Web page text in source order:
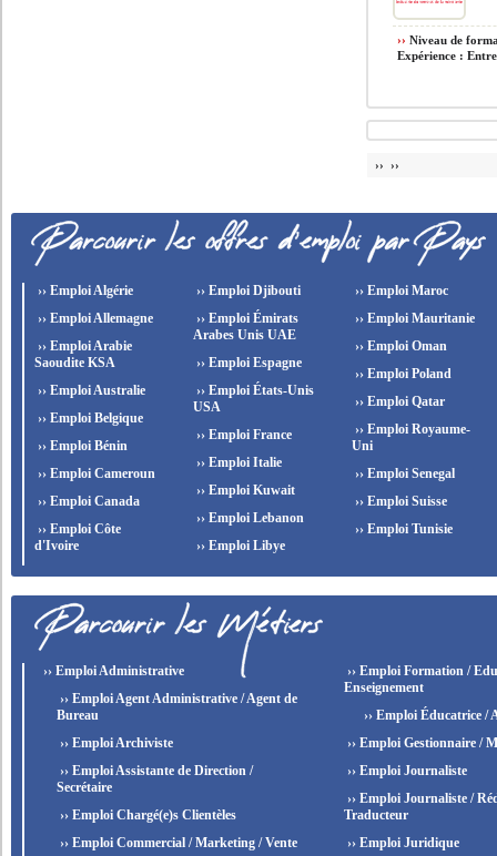
›› Niveau de
Expérience :
›› ››
›› Emploi Algérie
›› Emploi Allemagne
›› Emploi Arabie
Saoudite KSA
›› Emploi Australie
›› Emploi Belgique
›› Emploi Bénin
›› Emploi Cameroun
›› Emploi Canada
›› Emploi Côte
d'Ivoire
›› Emploi Djibouti
›› Emploi Émirats
Arabes Unis UAE
›› Emploi Espagne
›› Emploi États-Unis
USA
›› Emploi France
›› Emploi Italie
›› Emploi Kuwait
›› Emploi Lebanon
›› Emploi Libye
›› Emploi Maroc
›› Emploi Mauritanie
›› Emploi Oman
›› Emploi Poland
›› Emploi Qatar
›› Emploi Royaume-
Uni
›› Emploi Senegal
›› Emploi Suisse
›› Emploi Tunisie
›› Emploi Administrative
›› Emploi Agent Administrative / Agent de
Bureau
›› Emploi Archiviste
›› Emploi Assistante de Direction /
Secrétaire
›› Emploi Chargé(e)s Clientèles
›› Emploi Commercial / Marketing / Vente
›› Emploi Formation /
Enseignement
›› Emploi Éducatrice /
›› Emploi Gestionnaire /
›› Emploi Journaliste
›› Emploi Journaliste /
Traducteur
›› Emploi Juridique